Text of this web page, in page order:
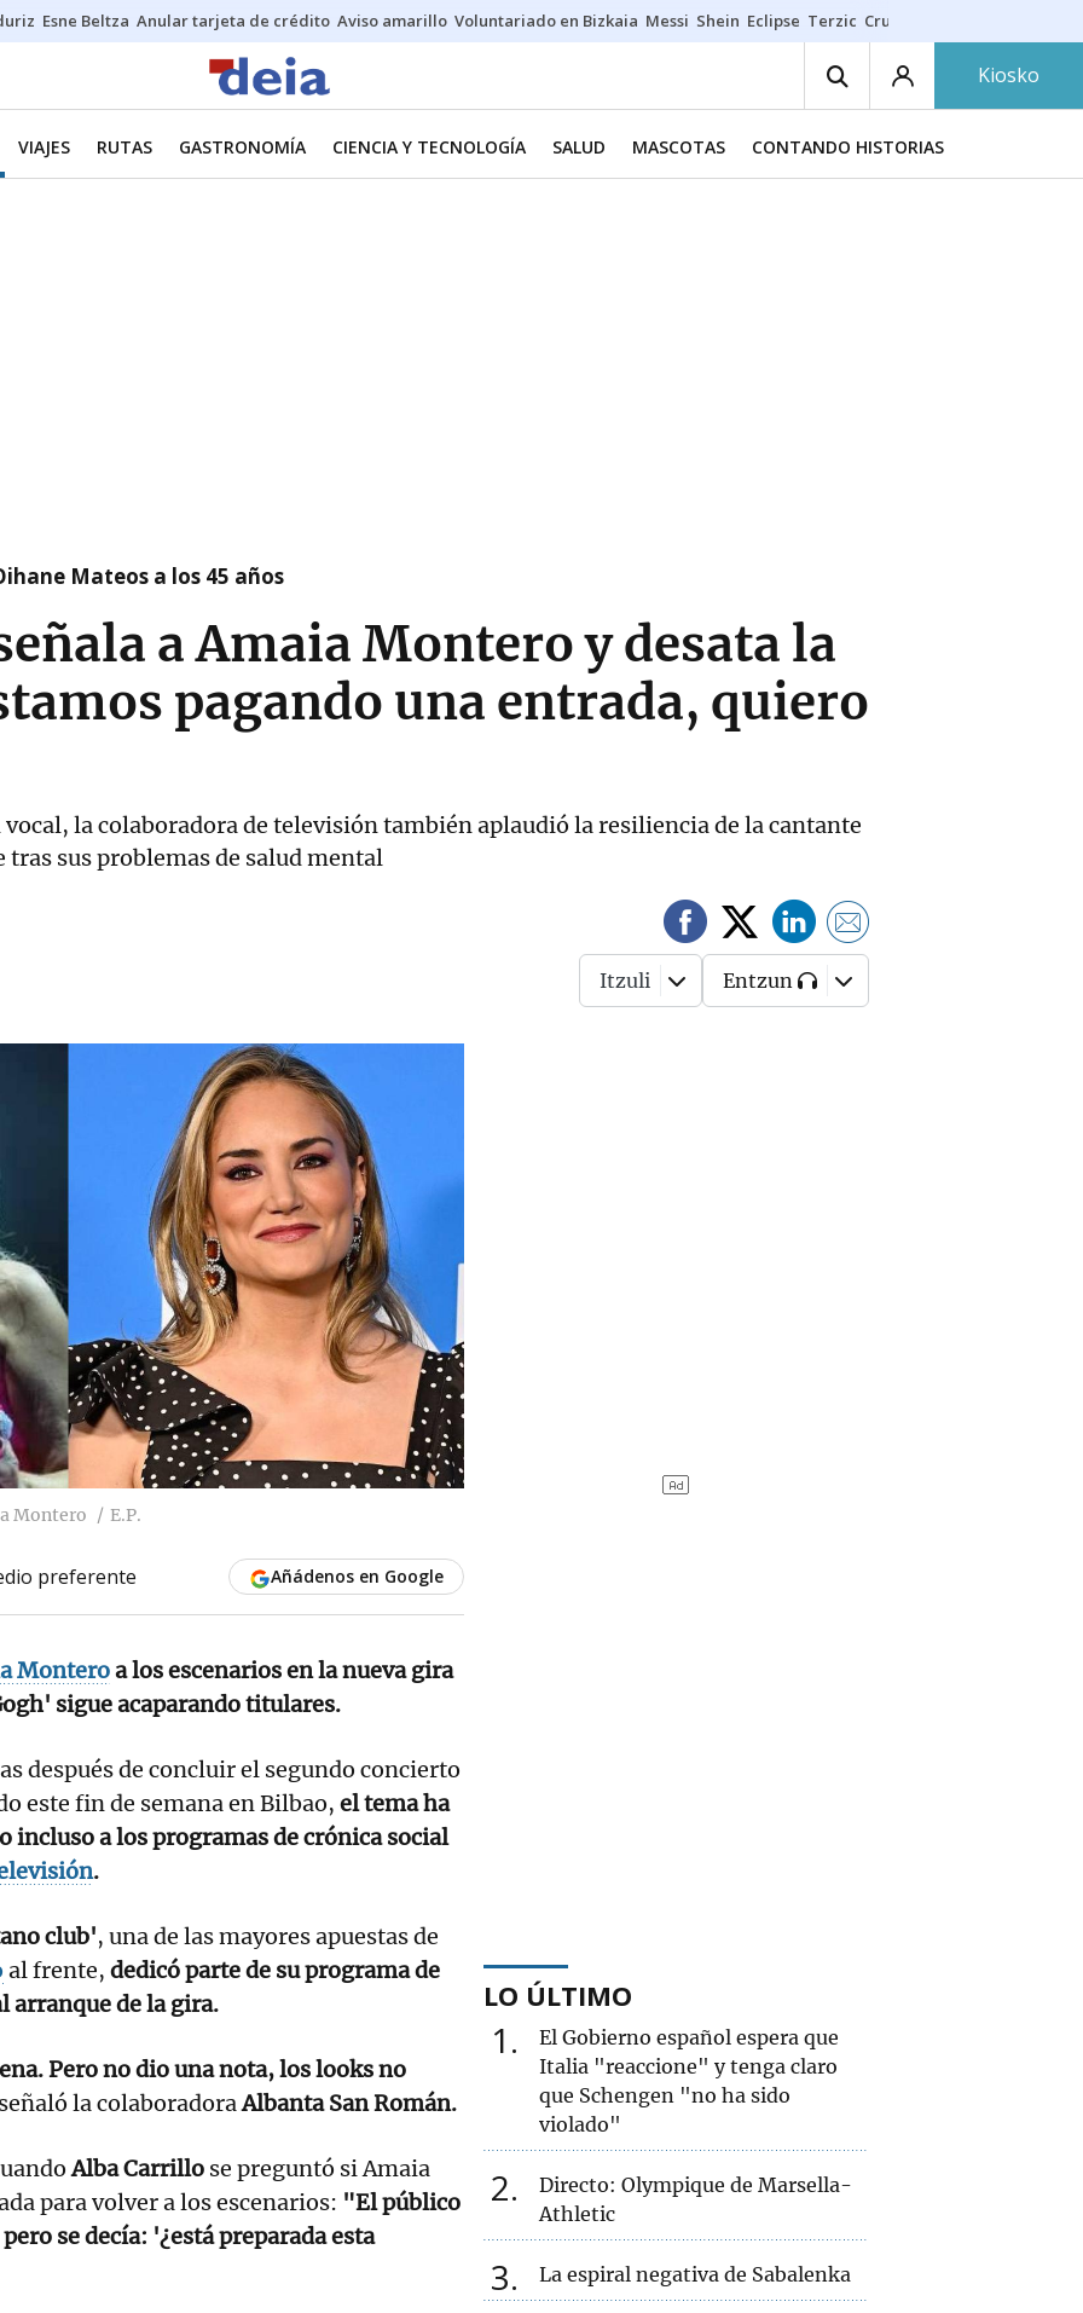
Esne Beltza Anular tarjeta de crédito Aviso amarillo Voluntariado en Bizkaia Messi Shein Eclipse Terzic Cruz Gorbeia
Kiosko
VIAJES RUTAS GASTRONOMÍA CIENCIA Y TECNOLOGÍA SALUD MASCOTAS CONTANDO HISTORIAS
Mateos a los 45 años
a Amaia Montero y desata la
pagando una entrada, quiero
vocal, la colaboradora de televisión también aplaudió la resiliencia de la cantante
tras sus problemas de salud mental
Itzuli Entzun
Montero E.P.
preferente Añádenos en Google
Monteroa los escenarios en la nueva gira
sigue acaparando titulares.
después de concluir el segundo concierto
este fin de semana en Bilbao,el tema ha
incluso a los programas de crónica social
.
club', una de las mayores apuestas de
al frente, dedicó parte de su programa de
arranque de la gira.
Pero no dio una nota, los looks no
la colaboradoraAlbanta San Román.
Alba Carrillo se preguntó si Amaia
para volver a los escenarios: "El público
se decía: '¿está preparada esta
LO ÚLTIMO
1
El Gobierno español espera que
Italia "reaccione" y tenga claro
que Schengen "no ha sido
violado"
2
Directo: Olympique de Marsella-
Athletic
3 La espiral negativa de Sabalenka